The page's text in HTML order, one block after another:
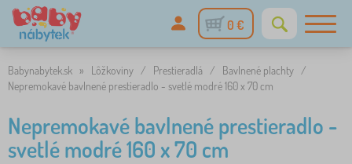
0 €
Babynabytek.sk » Lôžkoviny / Prestieradlá / Bavlnené plachty /
Nepremokavé bavlnené prestieradlo - svetlé modré 160 x 70 cm
Nepremokavé bavlnené prestieradlo -
svetlé modré 160 x 70 cm